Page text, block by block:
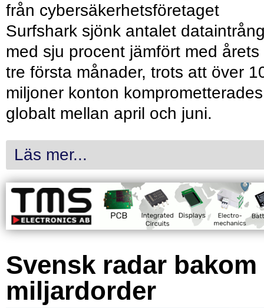
från cybersäkerhetsföretaget
Surfshark sjönk antalet
med sju procent jämfört med årets
tre första månader, trots att över
miljoner konton komprometterades
globalt mellan april och juni.
Läs mer...
Svensk radar bakom
miljardorder